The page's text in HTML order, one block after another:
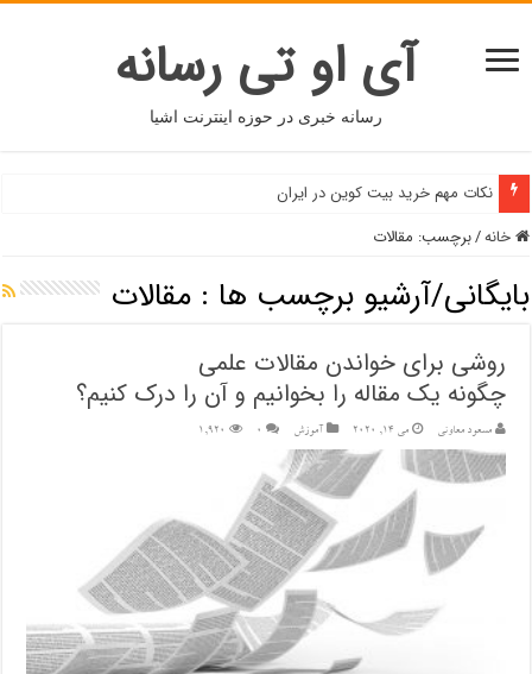
آی او تی رسانه
رسانه خبری در حوزه اینترنت اشیا
نکات مهم خرید بیت کوین در ایران
خانه/برچسب: مقالات
بایگانی/آرشیو برچسب ها : مقالات
روشی برای خواندن مقالات علمی
چگونه یک مقاله را بخوانیم و آن را درک کنیم؟
مسعود معاونی می 14, 2020 آموزش ۰ 1,920